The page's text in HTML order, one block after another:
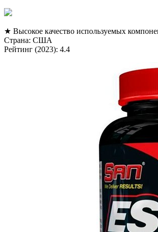
★ Высокое качество используемых
Страна: США
Рейтинг (2023): 4.4